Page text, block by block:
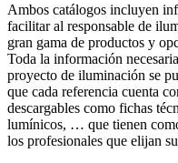
Ambos catálogos incluyen
facilitar al responsable de
gran gama de productos y
Toda la información
proyecto de iluminación se
que cada referencia cuenta
descargables como fichas
lumínicos, … que tienen
los profesionales que elijan